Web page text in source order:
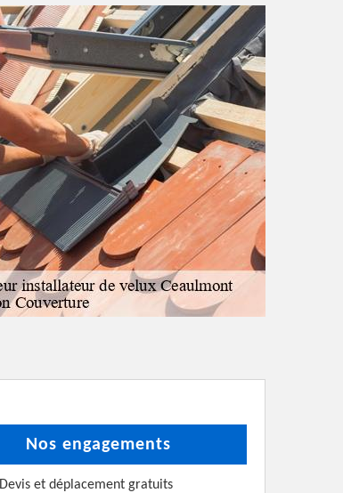
Nos engagements
Devis et déplacement gratuits